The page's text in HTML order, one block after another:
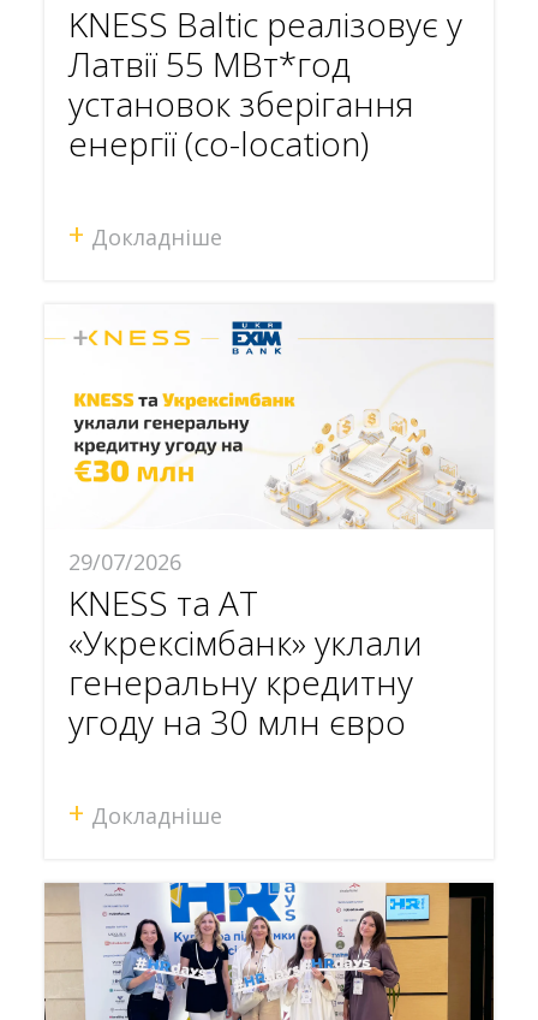
KNESS Baltic реалізовує у
Латвії 55 МВт*год
установок зберігання
енергії (co-location)
+ Докладніше
29/07/2026
KNESS та АТ
«Укрексімбанк» уклали
генеральну кредитну
угоду на 30 млн євро
+ Докладніше